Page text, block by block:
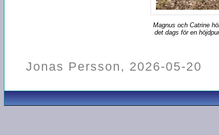
Magnus och Catrine
det dags för en
Jonas Persson, 2026-05-20